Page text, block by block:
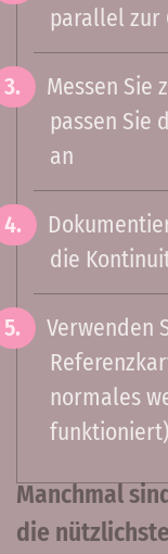
parallel zur
Messen Sie
passen Sie
an
die
Verwenden
normales
funktioniert)
Manchmal
die